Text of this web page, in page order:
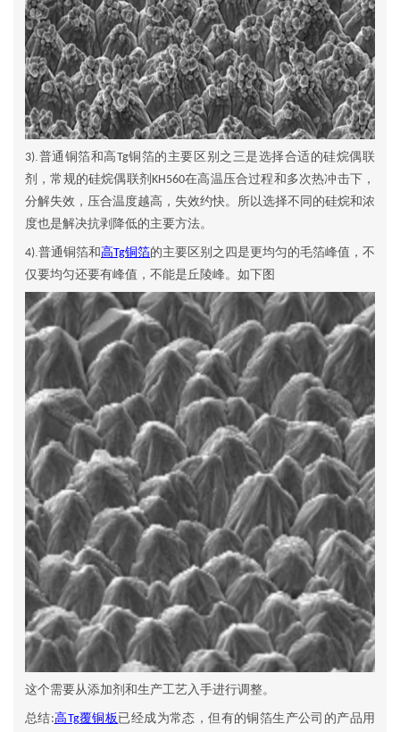
3).普通铜箔和高Tg铜箔的主要区别之三是选择合适的硅烷偶联
剂，常规的硅烷偶联剂 KH560在高温压合过程和多次热冲击下，
分解失效，压合温度越高，失效约快。所以选择不同的硅烷和浓
度也是解决抗剥降低的主要方法。
4).普通铜箔和高Tg铜箔的主要区别之四是更均匀的毛箔峰值，不
仅要均匀还要有峰值，不能是丘陵峰。如下图
这个需要从添加剂和生产工艺入手进行调整。
总结:高Tg覆铜板 已经成为常态，但有的铜箔生产公司的产品用